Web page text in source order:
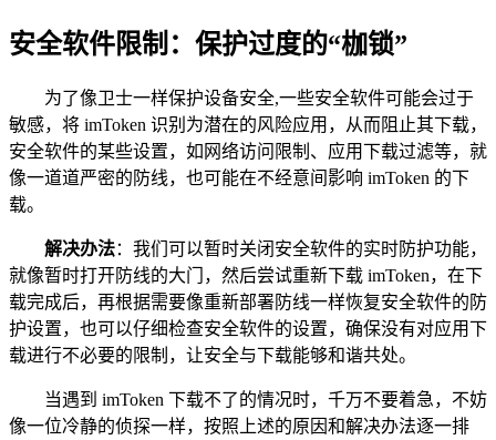
安全软件限制：保护过度的“枷锁”
为了像卫士一样保护设备安全,一些安全软件可能会过于
敏感，将 imToken 识别为潜在的风险应用，从而阻止其下载，
安全软件的某些设置，如网络访问限制、应用下载过滤等，就
像一道道严密的防线，也可能在不经意间影响 imToken 的下
载。
解决办法：我们可以暂时关闭安全软件的实时防护功能，
就像暂时打开防线的大门，然后尝试重新下载 imToken，在下
载完成后，再根据需要像重新部署防线一样恢复安全软件的防
护设置，也可以仔细检查安全软件的设置，确保没有对应用下
载进行不必要的限制，让安全与下载能够和谐共处。
当遇到 imToken 下载不了的情况时，千万不要着急，不妨
像一位冷静的侦探一样，按照上述的原因和解决办法逐一排